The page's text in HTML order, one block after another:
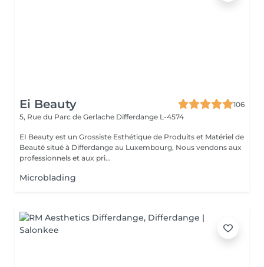
Ei Beauty
106
5, Rue du Parc de Gerlache Differdange L-4574
EI Beauty est un Grossiste Esthétique de Produits et Matériel de
Beauté situé à Differdange au Luxembourg, Nous vendons aux
professionnels et aux pri...
Microblading